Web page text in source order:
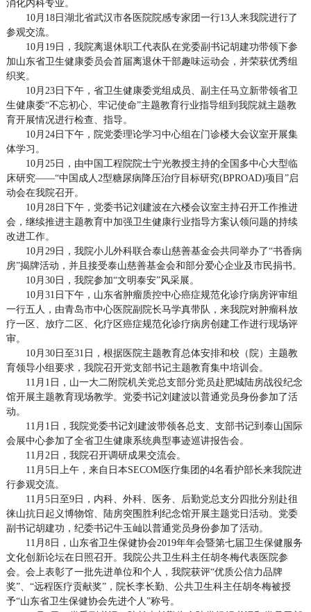
消化内科专业。
10月18日湖北省武汉市各医院院感专家团一行13人来我院进行了
参观交流。
10月19日，我院离退休职工代表队在党委副书记胡建功带领下参
加山东省卫生健康委员会首届离退休干部趣味运动会，并荣获优秀组
织奖。
10月23日下午，省卫生健康委党组成员、副主任马立新带领省卫
生健康委“不忘初心、牢记使命”主题教育行业指导组到我院就主题教
育开展情况进行检查、指导。
10月24日下午，院党委理论学习中心组在门诊楼大会议室开展集
体学习。
10月25日，由中国工程院院士宁光教授主持的全国多中心大型临
床研究——“中国成人2型糖尿病降压治疗目标研究(BPROAD)项目”启
动会在我院召开。
10月28日下午，党委书记刘建波在六楼会议室主持召开工作推进
会，继续推进主题教育中加强卫生健康行业指导方案认领问题的持续
改进工作。
10月29日，我院小儿外科联合泰山慈善基金会共同举办了“书香病
房”揭牌活动，并且接受泰山慈善基金会和部分爱心企业及市民捐书。
10月30日，我院参加“文明泰安”风采展。
10月31日下午，山东省肿瘤质控中心癌症规范化诊疗病房评审组
一行五人，由青岛市中心医院副院长马学真带队，来我院对肿瘤科放
疗一区、放疗二区、化疗区癌症规范化诊疗病房创建工作进行现场评
审。
10月30日至31日，根据医院主题教育总体安排和校（院）主题教
育领导小组要求，我院召开党支部书记主题教育集中培训会。
11月1日，山一大二附院机关党总支部分党员赴肥城陆房战役纪念
馆开展主题教育现场教学。党委书记刘建波以普通党员身份参加了活
动。
11月1日，我院党委书记刘建波带领各总支、支部书记到泰山国际
会展中心参加了全省卫生健康系统典型事迹巡讲报告会。
11月2日，我院召开调研成果交流会。
11月5日上午，来自日本SECOM医疗集团的4名看护部长来我院进
行参观交流。
11月5日至9日，内科、外科、医务、后勤党总支分四批分别赴徂
徕山抗日起义博物馆、陆房突围胜利纪念馆开展主题党日活动。党委
副书记胡建功，纪委书记牛玉屾以普通党员身份参加了活动。
11月8日，山东省卫生保健协会2019年年会暨第七届卫生保健服务
文化创新论坛在日照召开。我院公共卫生科主任胡冬梅代表医院参
会。会上表彰了一批先进单位和个人，我院获评“优质公信力品牌
奖”、“远程医疗贡献奖”，院长李长勤、公共卫生科主任胡冬梅被授
予“山东省卫生保健协会先进个人”称号。